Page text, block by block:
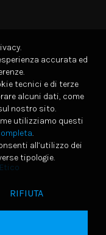
accurata ed
tecnici e di terze
alcuni dati, come
nostro sito.
utilizziamo questi
.
all’utilizzo dei
tipologie.
RIFIUTA